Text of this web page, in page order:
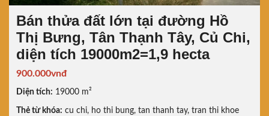
Bán thửa đất lớn tại đường Hồ
Thị Bưng, Tân Thạnh Tây, Củ Chi,
diện tích 19000m2=1,9 hecta
900.000vnđ
Diện tích: 19000 m²
Thẻ từ khóa: cu chi, ho thi bung, tan thanh tay, tran thi khoe